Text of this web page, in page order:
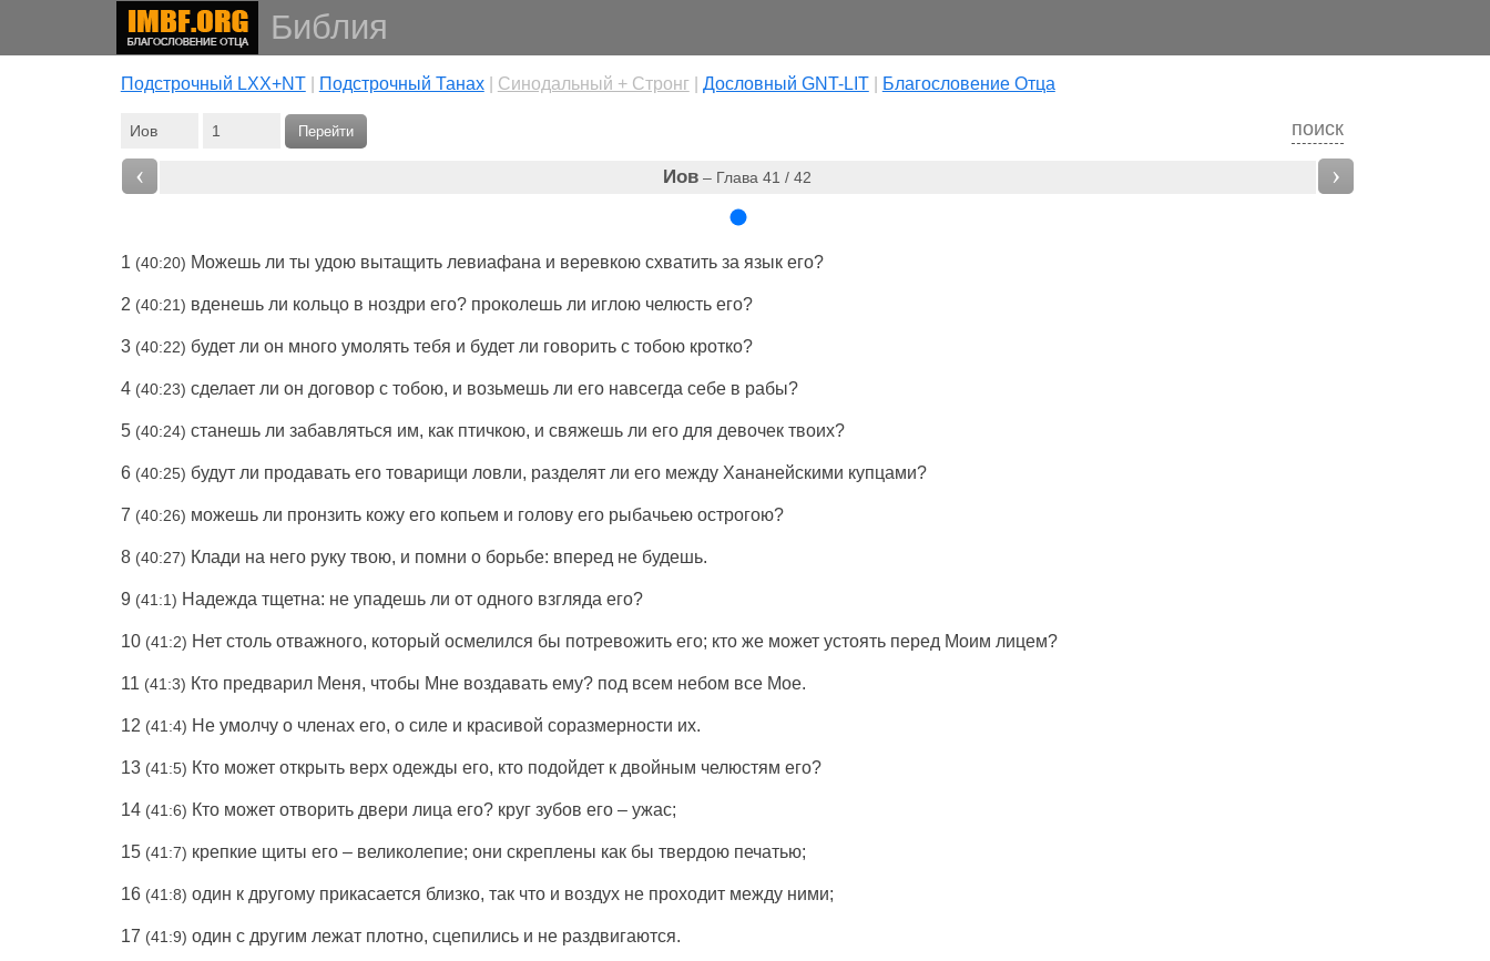
Библия
Подстрочный LXX+NT| Подстрочный Танах| Cинодальный + Стронг| Дословный GNT-LIT| Благословение Отца
поиск
Перейти
‹ Иов – Глава 41 / 42 ›
1 (40:20) Можешь ли ты удою вытащить левиафана и веревкою схватитьза языкего?
2 (40:21) вденешьли кольцов ноздри его? проколешьли иглою челюстьего?
3 (40:22) будетли он много умолятьтебя и будет ли говоритьс тобою кротко?
4 (40:23) сделаетли он договорс тобою, и возьмешьли его навсегда себе в рабы?
5 (40:24) станешьли забавляться им, как птичкою, и свяжешьли его для девочектвоих?
6 (40:25) будутли продаватьего товарищи ловли, разделятли его между Хананейскими купцами?
7 (40:26) можешь ли пронзить кожуего копьем и головуего рыбачьею острогою?
8 (40:27) Клади на него рукутвою, и помни о борьбе: вперед не будешь.
9 (41:1) Надежда тщетна: не упадешьли от одного взгляда его?
10 (41:2) Нет столь отважного, который осмелился бы потревожитьего; кто же может устоятьперед Моим лицем?
11 (41:3) Кто предварилМеня, чтобы Мне воздаватьему? под всем небом все Мое.
12 (41:4) Не умолчуо членахего, о силеи красивой соразмерности их.
13 (41:5) Кто может открыть верх одежды его, кто подойдетк двойным челюстям его?
14 (41:6) Кто может отворить двери лица его? круг зубов его – ужас;
15 (41:7) крепкие щиты его – великолепие; они скреплены как бы твердою печатью;
16 (41:8) один к другому прикасается близко, так что и воздухне проходитмежду ними;
17 (41:9) один с другим лежат плотно, сцепилисьи не раздвигаются.